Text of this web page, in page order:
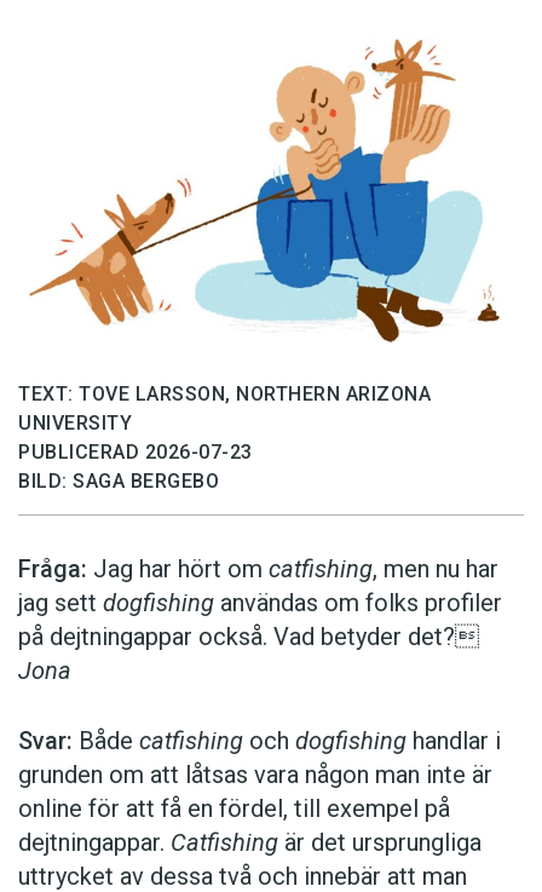
TEXT: TOVE LARSSON, NORTHERN ARIZONA
UNIVERSITY
PUBLICERAD 2026-07-23
BILD: SAGA BERGEBO
Fråga: Jag har hört om catfishing, men nu har
jag sett dogfishing användas om folks profiler
på dejtningappar också. Vad betyder det?
Jona
Svar: Både catfishing och dogfishing handlar i
grunden om att låtsas vara någon man inte är
online för att få en fördel, till exempel på
dejtningappar. Catfishing är det ursprungliga
uttrycket av dessa två och innebär att man